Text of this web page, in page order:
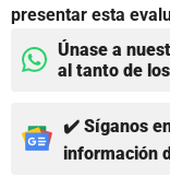
presentar esta
Únase a
al tanto de
✔️ Síganos
información